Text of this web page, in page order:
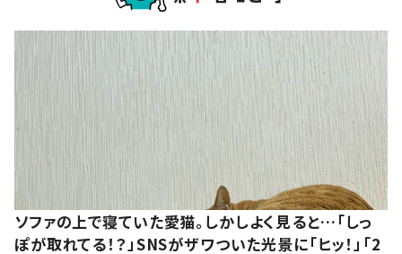
ソファの上で寝ていた愛猫。しかしよく見ると…「しっ
ぽが取れてる！？」SNSがザワついた光景に「ヒッ！」「2